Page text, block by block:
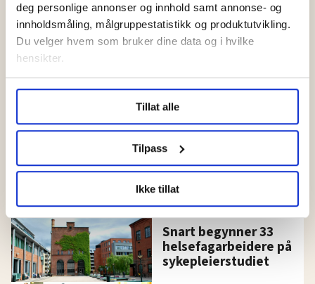
deg personlige annonser og innhold samt annonse- og
innholdsmåling, målgruppestatistikk og produktutvikling.
Du velger hvem som bruker dine data og i hvilke
hensikter.
Undermer infokan du lese om hvordan dine personlige
data behandles og hvordan du kan velge hvordan de skal
brukes. Du kan hele tiden endre eller trekke tilbake ditt
samtykke fra erklæringen om informasjonskapsler.
LO Medias publikasjoner frifagbevegelse.no, hk-nytt.no
og fontene.no bruker informasjonskapsler (cookies) for å
lære hvordan våre nettsider blir brukt slik at vi tilby
relevant innhold, tilpassede annonser og utarbeide
statistikk.
Vi deler bare informasjon om hvordan du bruker
nettstedet med LO Medias egne samarbeidspartnere
Tillat alle
Tilpass
Ikke tillat
Fagskole, fagarbeider:
Barne- og
Hilde tok fagskole. Nå
er det fagarbeideren
som kan mest om sitt
område i barnehagen
IKT-faget får nytt
yrkesfagsløft
Snart begynner 33
helsefagarbeidere på
sykepleierstudiet